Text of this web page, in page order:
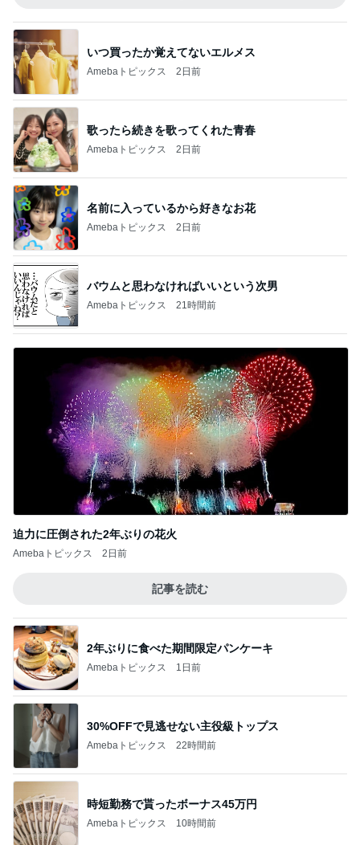
いつ買ったか覚えてないエルメス
Amebaトピックス 2日前
歌ったら続きを歌ってくれた青春
Amebaトピックス 2日前
名前に入っているから好きなお花
Amebaトピックス 2日前
バウムと思わなければいいという次男
Amebaトピックス 21時間前
迫力に圧倒された2年ぶりの花火
Amebaトピックス 2日前
記事を読む
2年ぶりに食べた期間限定パンケーキ
Amebaトピックス 1日前
30%OFFで見逃せない主役級トップス
Amebaトピックス 22時間前
時短勤務で貰ったボーナス45万円
Amebaトピックス 10時間前